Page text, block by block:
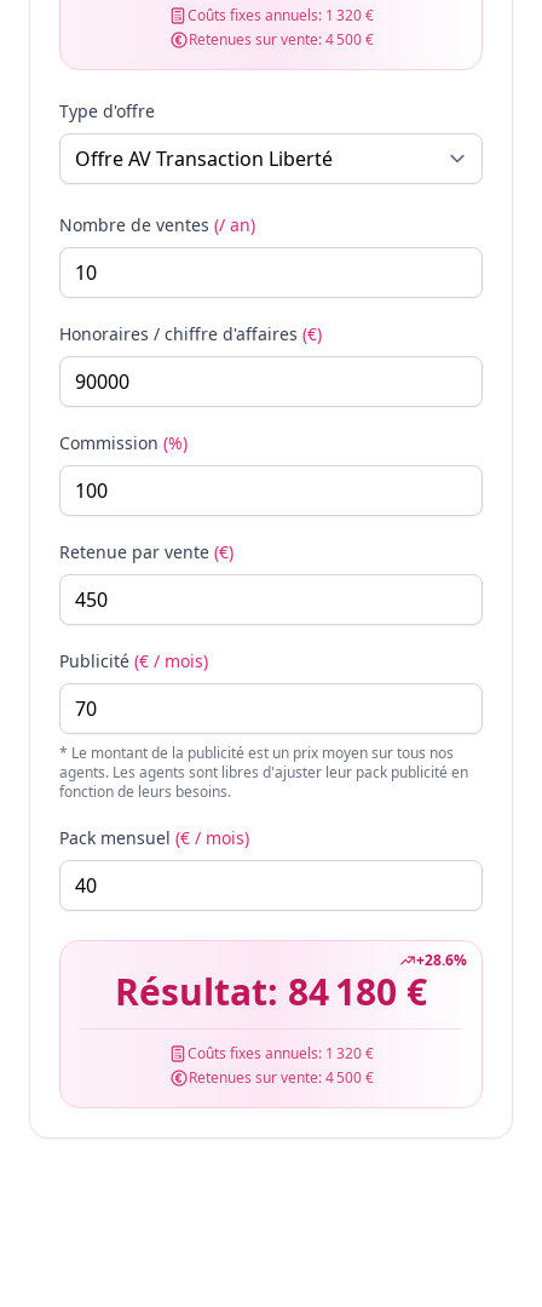
Coûts fixes annuels: 1 320 €
Retenues sur vente:4 500 €
Type d'offre
Nombre de ventes (/ an)
Honoraires / chiffre d'affaires (€)
Commission (%)
Retenue par vente (€)
Publicité (€ / mois)
* Le montant de la publicité est un prix moyen sur tous nos
agents. Les agents sont libres d'ajuster leur pack publicité en
fonction de leurs besoins.
Pack mensuel (€ / mois)
+28.6%
Résultat: 84 180 €
Coûts fixes annuels: 1 320 €
Retenues sur vente:4 500 €